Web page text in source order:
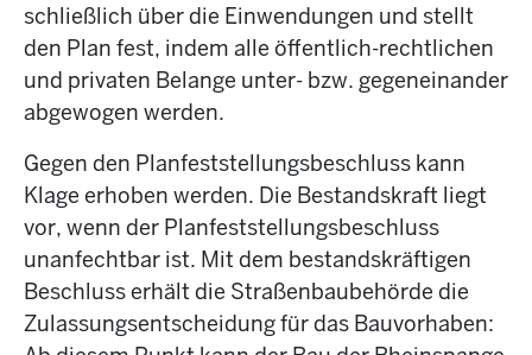
schließlich über die Einwendungen und stellt
den Plan fest, indem alle öffentlich-rechtlichen
und privaten Belange unter- bzw. gegeneinander
abgewogen werden.
Gegen den Planfeststellungsbeschluss kann
Klage erhoben werden. Die Bestandskraft liegt
vor, wenn der Planfeststellungsbeschluss
unanfechtbar ist. Mit dem bestandskräftigen
Beschluss erhält die Straßenbaubehörde die
Zulassungsentscheidung für das Bauvorhaben: